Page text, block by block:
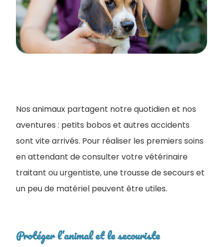
Nos animaux partagent notre quotidien et nos
aventures : petits bobos et autres accidents
sont vite arrivés. Pour réaliser les premiers soins
en attendant de consulter votre vétérinaire
traitant ou urgentiste, une trousse de secours et
un peu de matériel peuvent être utiles.
Protéger l’animal et le secouriste